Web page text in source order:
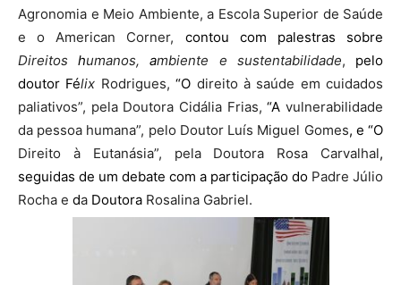
Agronomia e Meio Ambiente, a Escola Superior de Saúde
e o American Corner, contou com palestras sobre
Direitoshumanos,ambiente e sustentabilidade, pelo
doutor Félix Rodrigues,“O direito à saúde em cuidados
paliativos”, pela Doutora Cidália Frias,“Avulnerabilidade
da pessoa humana”, pelo Doutor Luís Miguel Gomes, e “O
Direito à Eutanásia”, pela Doutora Rosa Carvalhal,
seguidas de um debate com a participação do Padre Júlio
Rocha e da Doutora Rosalina Gabriel.